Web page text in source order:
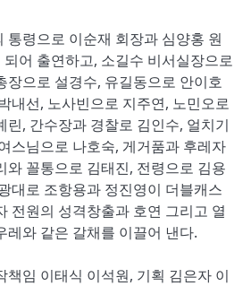
통령으로 이순재 회장과 심양홍 원
어 출연하고, 소길수 비서실장으로
장으로 설경수, 유길동으로 안이호
내선, 노사빈으로 지주연, 노민오로
린, 간수장과 경찰로 김인수, 얼치기
스님으로 나호숙, 게거품과 후레자
와 꼴통으로 김태진, 전령으로 김용
대로 조항용과 정진영이 더블캐스
전원의 성격창출과 호연 그리고 열
레와 같은 갈채를 이끌어 낸다.
책임 이태식 이석원, 기획 김은자 이